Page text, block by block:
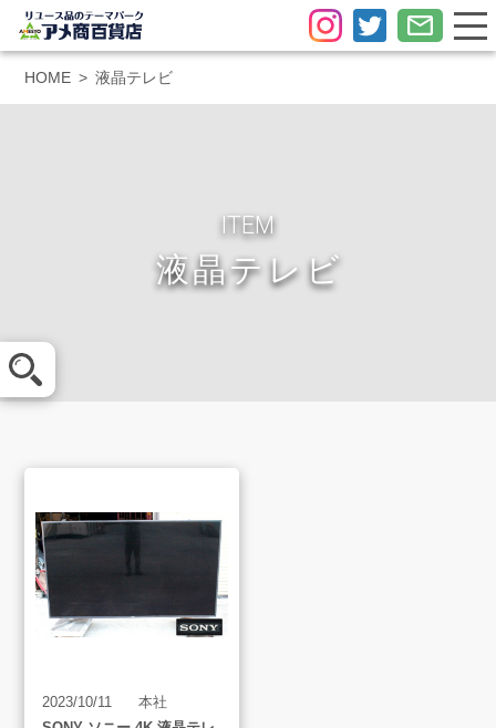
買取アイテム
お客様の声
よくあるご質問
HOME 液晶テレビ
ITEM
液晶テレビ
2023/10/11
本社